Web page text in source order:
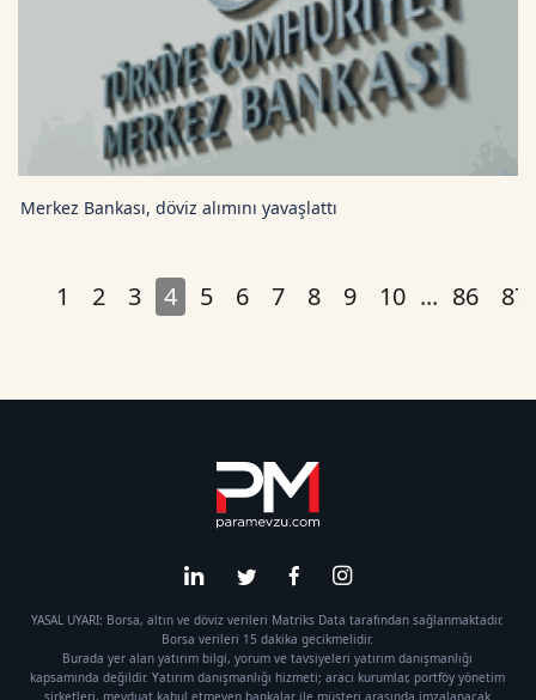
Merkez Bankası, döviz alımını yavaşlattı
1 2 3 4 5 6 7 8 9 10 ... 86 87
YASAL UYARI: Borsa, altın ve döviz verileri Matriks Data tarafından sağlanmaktadır.
Borsa verileri 15 dakika gecikmelidir.
Burada yer alan yatırım bilgi, yorum ve tavsiyeleri yatırım danışmanlığı
kapsamında değildir. Yatırım danışmanlığı hizmeti; aracı kurumlar, portföy yönetim
şirketleri, mevduat kabul etmeyen bankalar ile müşteri arasında imzalanacak